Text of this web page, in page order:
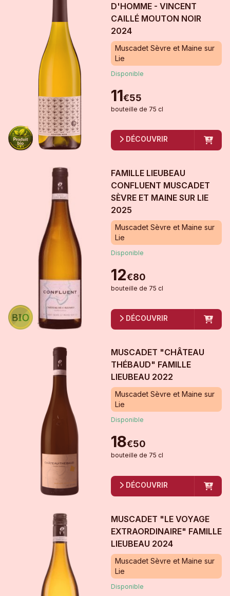
D'HOMME - VINCENT
CAILLÉ MOUTON NOIR
2024
Muscadet Sèvre et Maine sur
Lie
Disponible
11€55
bouteille de 75 cl
DÉCOUVRIR
FAMILLE LIEUBEAU
CONFLUENT MUSCADET
SÈVRE ET MAINE SUR LIE
2025
Muscadet Sèvre et Maine sur
Lie
Disponible
12€80
bouteille de 75 cl
DÉCOUVRIR
MUSCADET "CHÂTEAU
THÉBAUD" FAMILLE
LIEUBEAU 2022
Muscadet Sèvre et Maine sur
Lie
Disponible
18€50
bouteille de 75 cl
DÉCOUVRIR
MUSCADET "LE VOYAGE
EXTRAORDINAIRE" FAMILLE
LIEUBEAU 2024
Muscadet Sèvre et Maine sur
Lie
Disponible